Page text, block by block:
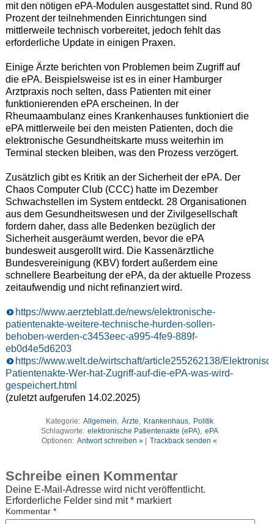
mit den nötigen ePA-Modulen ausgestattet sind. Rund 80
Prozent der teilnehmenden Einrichtungen sind
mittlerweile technisch vorbereitet, jedoch fehlt das
erforderliche Update in einigen Praxen.
Einige Ärzte berichten von Problemen beim Zugriff auf
die ePA. Beispielsweise ist es in einer Hamburger
Arztpraxis noch selten, dass Patienten mit einer
funktionierenden ePA erscheinen. In der
Rheumaambulanz eines Krankenhauses funktioniert die
ePA mittlerweile bei den meisten Patienten, doch die
elektronische Gesundheitskarte muss weiterhin im
Terminal stecken bleiben, was den Prozess verzögert.
Zusätzlich gibt es Kritik an der Sicherheit der ePA. Der
Chaos Computer Club (CCC) hatte im Dezember
Schwachstellen im System entdeckt. 28 Organisationen
aus dem Gesundheitswesen und der Zivilgesellschaft
fordern daher, dass alle Bedenken bezüglich der
Sicherheit ausgeräumt werden, bevor die ePA
bundesweit ausgerollt wird. Die Kassenärztliche
Bundesvereinigung (KBV) fordert außerdem eine
schnellere Bearbeitung der ePA, da der aktuelle Prozess
zeitaufwendig und nicht refinanziert wird.
https://www.aerzteblatt.de/news/elektronische-
patientenakte-weitere-technische-hurden-sollen-
behoben-werden-c3453eec-a995-4fe9-889f-
eb0d4e5d6203
https://www.welt.de/wirtschaft/article255262138/
Patientenakte-Wer-hat-Zugriff-auf-die-ePA-was-wird-
gespeichert.html
(zuletzt aufgerufen 14.02.2025)
Kategorie: Allgemein, Ärzte, Krankenhaus, Politik
Schlagworte: elektronische Patientenakte (ePA), ePA
Optionen: Antwort schreiben » Trackback senden «
Schreibe einen Kommentar
Deine E-Mail-Adresse wird nicht veröffentlicht.
Erforderliche Felder sind mit*markiert
Kommentar *